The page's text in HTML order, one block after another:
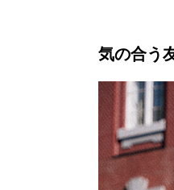
気の合う